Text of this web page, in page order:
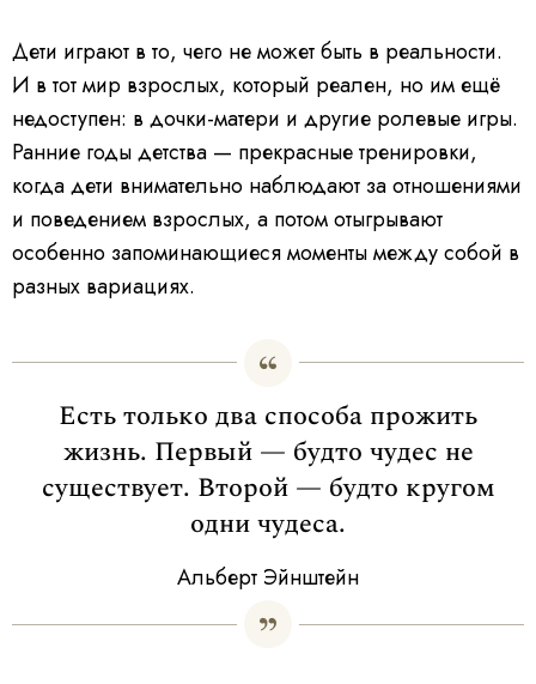
Дети играют в то, чего не может быть в реальности.
И в тот мир взрослых, который реален, но им ещё
недоступен: в дочки-матери и другие ролевые игры.
Ранние годы детства — прекрасные тренировки,
когда дети внимательно наблюдают за отношениями
и поведением взрослых, а потом отыгрывают
особенно запоминающиеся моменты между собой в
разных вариациях.
Есть только два способа прожить
жизнь. Первый — будто чудес не
существует. Второй — будто кругом
одни чудеса.
Альберт Эйнштейн